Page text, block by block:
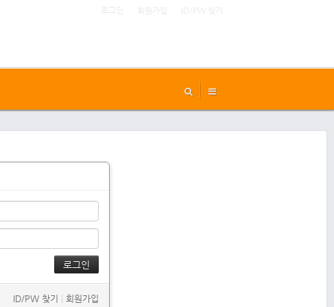
로그인 회원가입 ID/PW 찾기
ID/PW 찾기 회원가입